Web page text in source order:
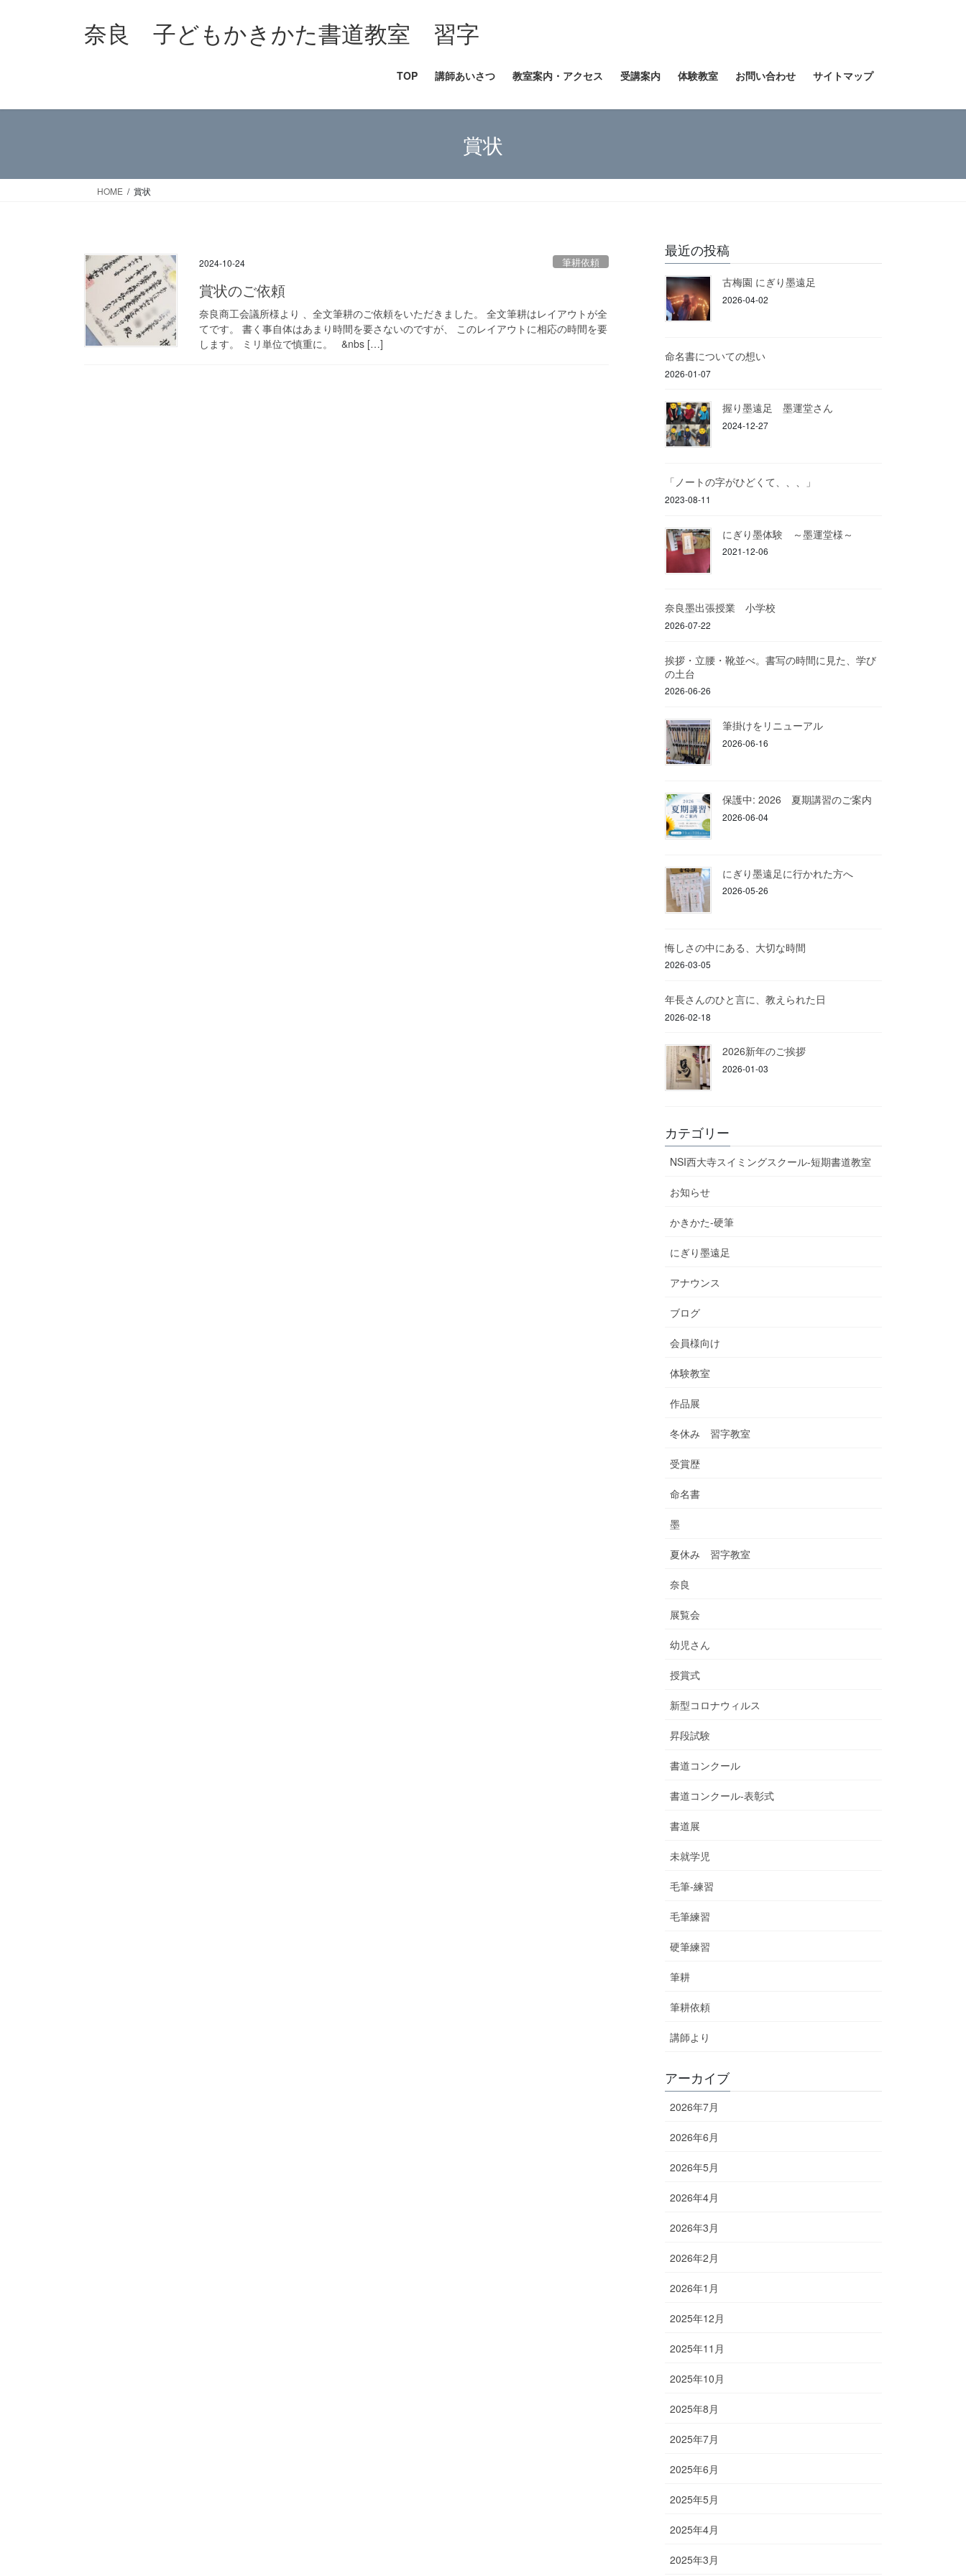
ス
ン
奈良 子どもかきかた書道教室 習字
TOP 講師あいさつ 教室案内・アクセス 受講案内 体験教室 お問い合わせ サイトマップ
賞状
HOME 賞状
2024-10-24 筆耕依頼
賞状のご依頼
奈良商工会議所様より 、全文筆耕のご依頼をいただきました。 全文筆耕はレイアウトが全
てです。 書く事自体はあまり時間を要さないのですが、 このレイアウトに相応の時間を要
します。 ミリ単位で慎重に。 &nbs […]
最近の投稿
古梅園 にぎり墨遠足
2026-04-02
命名書についての想い
2026-01-07
握り墨遠足 墨運堂さん
2024-12-27
「ノートの字がひどくて、、、」
2023-08-11
にぎり墨体験 ～墨運堂様～
2021-12-06
奈良墨出張授業 小学校
2026-07-22
挨拶・立腰・靴並べ。書写の時間に見た、学び
の土台
2026-06-26
筆掛けをリニューアル
2026-06-16
保護中: 2026 夏期講習のご案内
2026-06-04
にぎり墨遠足に行かれた方へ
2026-05-26
悔しさの中にある、大切な時間
2026-03-05
年長さんのひと言に、教えられた日
2026-02-18
2026新年のご挨拶
2026-01-03
カテゴリー
NSI西大寺スイミングスクール-短期書道教室
お知らせ
かきかた-硬筆
にぎり墨遠足
アナウンス
ブログ
会員様向け
体験教室
作品展
冬休み 習字教室
受賞歴
命名書
墨
夏休み 習字教室
奈良
展覧会
幼児さん
授賞式
新型コロナウィルス
昇段試験
書道コンクール
書道コンクール-表彰式
書道展
未就学児
毛筆-練習
毛筆練習
硬筆練習
筆耕
筆耕依頼
講師より
アーカイブ
2026年7月
2026年6月
2026年5月
2026年4月
2026年3月
2026年2月
2026年1月
2025年12月
2025年11月
2025年10月
2025年8月
2025年7月
2025年6月
2025年5月
2025年4月
2025年3月